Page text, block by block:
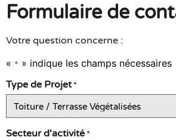
Formulaire de
Votre question concerne :
« * » indique les champs nécessaires
Type de Projet *
Secteur d'activité *